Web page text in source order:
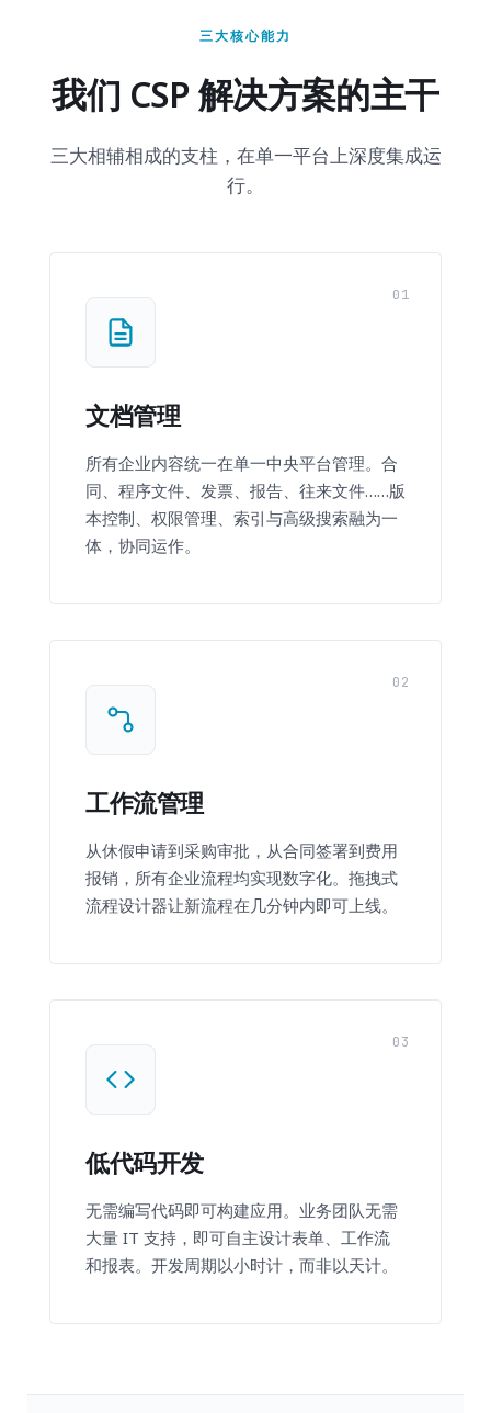
三大核心能力
我们 CSP 解决方案的主干
三大相辅相成的支柱，在单一平台上深度集成运
行。
01
文档管理
所有企业内容统一在单一中央平台管理。合
同、程序文件、发票、报告、往来文件……版
本控制、权限管理、索引与高级搜索融为一
体，协同运作。
02
工作流管理
从休假申请到采购审批，从合同签署到费用
报销，所有企业流程均实现数字化。拖拽式
流程设计器让新流程在几分钟内即可上线。
03
低代码开发
无需编写代码即可构建应用。业务团队无需
大量 IT 支持，即可自主设计表单、工作流
和报表。开发周期以小时计，而非以天计。